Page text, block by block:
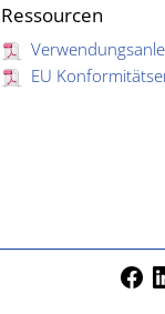
Ressourcen
EU